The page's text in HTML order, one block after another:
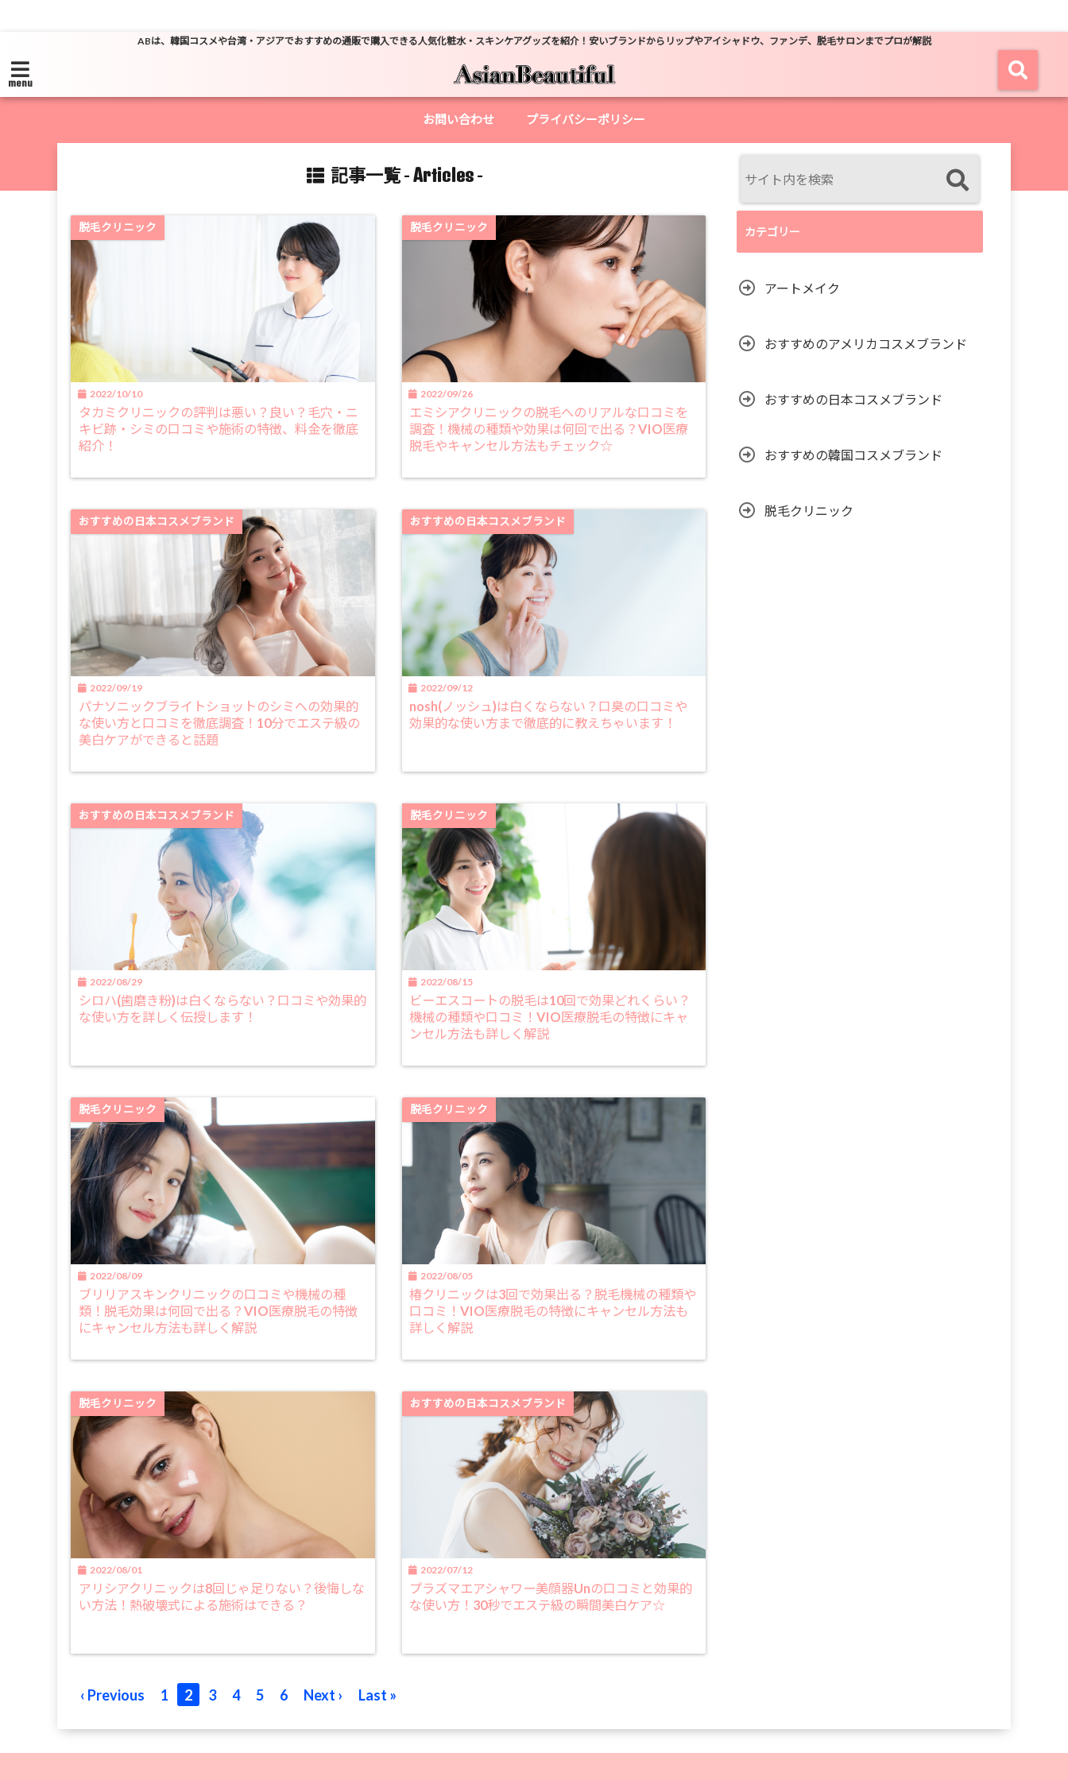
ABは、韓国コスメや台湾・アジアでおすすめの通販で購入できる人気化粧水・スキンケアグッズを紹介！安いブランドからリップやアイシャドウ、ファンデ、脱毛サロンまでプロが解説
menu
お問い合わせ プライバシーポリシー
記事一覧 -Articles-
脱毛クリニック
2022/10/10
タカミクリニックの評判は悪い？良い？毛穴・ニ
キビ跡・シミの口コミや施術の特徴、料金を徹底
紹介！
脱毛クリニック
2022/09/26
エミシアクリニックの脱毛へのリアルな口コミを
調査！機械の種類や効果は何回で出る？VIO医療
脱毛やキャンセル方法もチェック☆
おすすめの日本コスメブランド
2022/09/19
パナソニックブライトショットのシミへの効果的
な使い方と口コミを徹底調査！10分でエステ級の
美白ケアができると話題
おすすめの日本コスメブランド
2022/09/12
nosh(ノッシュ)は白くならない？口臭の口コミや
効果的な使い方まで徹底的に教えちゃいます！
おすすめの日本コスメブランド
2022/08/29
シロハ(歯磨き粉)は白くならない？口コミや効果的
な使い方を詳しく伝授します！
脱毛クリニック
2022/08/15
ビーエスコートの脱毛は10回で効果どれくらい？
機械の種類や口コミ！VIO医療脱毛の特徴にキャ
ンセル方法も詳しく解説
脱毛クリニック
2022/08/09
ブリリアスキンクリニックの口コミや機械の種
類！脱毛効果は何回で出る？VIO医療脱毛の特徴
にキャンセル方法も詳しく解説
脱毛クリニック
2022/08/05
椿クリニックは3回で効果出る？脱毛機械の種類や
口コミ！VIO医療脱毛の特徴にキャンセル方法も
詳しく解説
脱毛クリニック
2022/08/01
アリシアクリニックは8回じゃ足りない？後悔しな
い方法！熱破壊式による施術はできる？
おすすめの日本コスメブランド
2022/07/12
プラズマエアシャワー美顔器Unの口コミと効果的
な使い方！30秒でエステ級の瞬間美白ケア☆
‹ Previous 1 2 3 4 5 6 Next › Last »
カテゴリー
アートメイク
おすすめのアメリカコスメブランド
おすすめの日本コスメブランド
おすすめの韓国コスメブランド
脱毛クリニック